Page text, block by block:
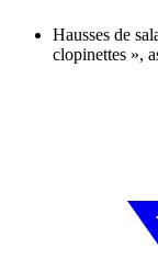
Hausses de
clopinettes »,